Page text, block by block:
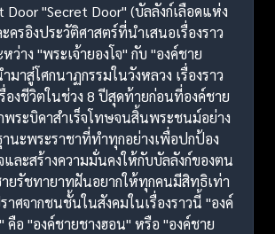
Door "Secret Door" (บัลลังก์เลือดแห่ง
ครอิงประวัติศาสตร์ที่นำเสนอเรื่องราว
ว่าง "พระเจ้ายองโจ" กับ "องค์ชาย
าสู่โศกนาฏกรรมในวังหลวง เรื่องราว
องชีวิตในช่วง 8 ปีสุดท้ายก่อนที่องค์ชาย
พระบิดาสำเร็จโทษจนสิ้นพระชนม์อย่าง
นะพระราชาที่ทำทุกอย่างเพื่อปกป้อง
ละสร้างความมั่นคงให้กับบัลลังก์ของตน
ยรัชทายาทฝันอยากให้ทุกคนมีสิทธิเท่า
ศจากชนชั้นในสังคมในเรื่องราวนี้ "องค์
คือ "องค์ชายชางฮอน" หรือ "องค์ชาย